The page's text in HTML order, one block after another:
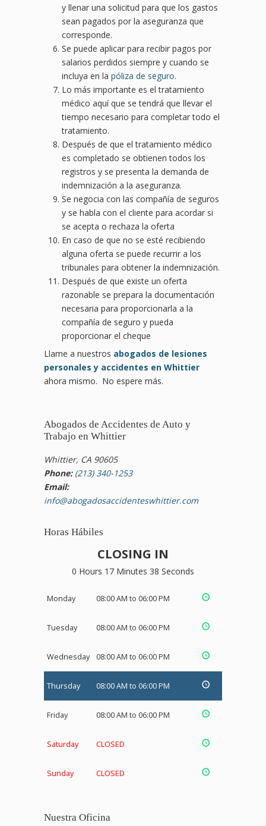
y llenar una solicitud para que los gastos
sean pagados por la aseguranza que
corresponde.
Se puede aplicar para recibir pagos por
salarios perdidos siempre y cuando se
incluya en la póliza de seguro.
Lo más importante es el tratamiento
médico aquí que se tendrá que llevar el
tiempo necesario para completar todo el
tratamiento.
Después de que el tratamiento médico
es completado se obtienen todos los
registros y se presenta la demanda de
indemnización a la aseguranza.
Se negocia con las compañía de seguros
y se habla con el cliente para acordar si
se acepta o rechaza la oferta
En caso de que no se esté recibiendo
alguna oferta se puede recurrir a los
tribunales para obtener la indemnización.
Después de que existe un oferta
razonable se prepara la documentación
necesaria para proporcionarla a la
compañía de seguro y pueda
proporcionar el cheque
Llame a nuestros abogados de lesiones
personales y accidentes en Whittier
ahora mismo. No espere más.
Abogados de Accidentes de Auto y
Trabajo en Whittier
Whittier, CA 90605
Phone: (213) 340-1253
Email:
info@abogadosaccidenteswhittier.com
Horas Hábiles
CLOSING IN
0 Hours 17 Minutes 37 Seconds
Monday 08:00 AM to 06:00 PM
Tuesday 08:00 AM to 06:00 PM
Wednesday 08:00 AM to 06:00 PM
Thursday 08:00 AM to 06:00 PM
Friday 08:00 AM to 06:00 PM
Saturday CLOSED
Sunday CLOSED
Nuestra Oficina